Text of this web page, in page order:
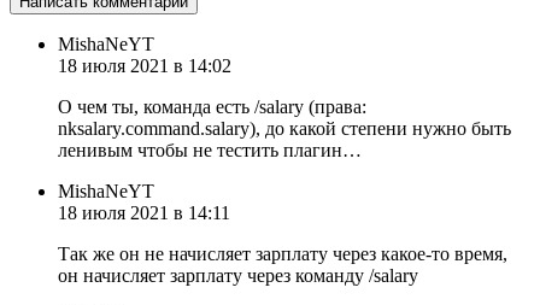
MishaNeYT
18 июля 2021 в 14:02
О чем ты, команда есть /salary (права:
nksalary.command.salary), до какой степени нужно быть
ленивым чтобы не тестить плагин…
MishaNeYT
18 июля 2021 в 14:11
Так же он не начисляет зарплату через какое-то время,
он начисляет зарплату через команду /salary